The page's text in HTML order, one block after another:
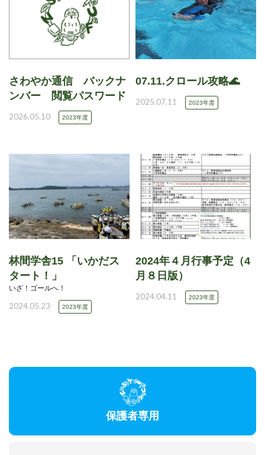
さわやか通信 バックナ
ンバー 閲覧パスワード
2026.05.10 2023年度
07.11.クロール攻略🌊
2025.07.11 2023年度
林間学舎15 「いかだス
タート！」
いざ！ゴールへ！
2024.05.23 2023年度
2024年４月行事予定（4
月８日版）
2024.04.11 2023年度
保護者専用